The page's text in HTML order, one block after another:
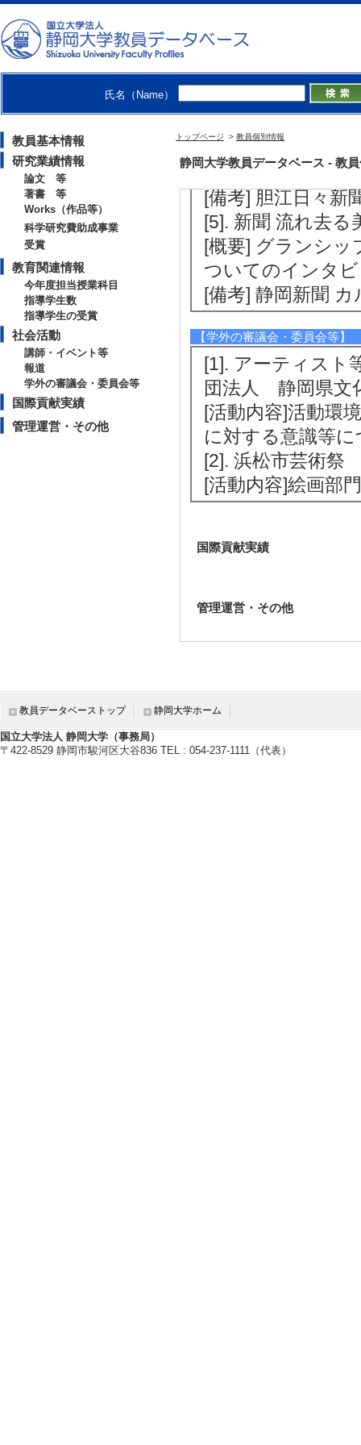
氏名（Name）
教員基本情報
研究業績情報
論文 等
著書 等
Works（作品等）
科学研究費助成事業
受賞
教育関連情報
今年度担当授業科目
指導学生数
指導学生の受賞
社会活動
講師・イベント等
報道
学外の審議会・委員会等
国際貢献実績
管理運営・その他
トップページ > 教員個別情報
静岡大学教員データベース - 教
[概要]三島満願芸
[備考] 東京新聞、
[3]. 新聞 愛知県芸
[概要]占部史人：
[概要]岩手県金ヶ
[備考] 胆江日々新
[5]. 新聞 流れ去る
[概要] グランシッ
ついてのインタ
[備考] 静岡新聞
【学外の審議会・委員会等】
[1]. アーティスト
団法人 静岡県文
[活動内容]活動環
に対する意識等
[2]. 浜松市芸術祭
[活動内容]絵画部
国際貢献実績
管理運営・その他
教員データベーストップ 静岡大学ホーム
国立大学法人 静岡大学（事務局）
〒422-8529 静岡市駿河区大谷836 TEL : 054-237-1111（代表）